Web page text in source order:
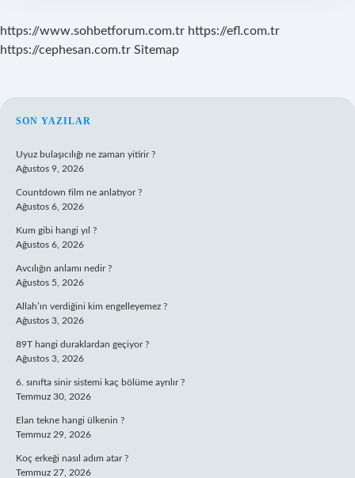
https://www.sohbetforum.com.tr https://efl.com.tr
https://cephesan.com.tr Sitemap
SIDEBAR
SON YAZILAR
Uyuz bulaşıcılığı ne zaman yitirir ?
Ağustos 9, 2026
Countdown film ne anlatıyor ?
Ağustos 6, 2026
Kum gibi hangi yıl ?
Ağustos 6, 2026
Avcılığın anlamı nedir ?
Ağustos 5, 2026
Allah’ın verdiğini kim engelleyemez ?
Ağustos 3, 2026
89T hangi duraklardan geçiyor ?
Ağustos 3, 2026
6. sınıfta sinir sistemi kaç bölüme ayrılır ?
Temmuz 30, 2026
Elan tekne hangi ülkenin ?
Temmuz 29, 2026
Koç erkeği nasıl adım atar ?
Temmuz 27, 2026